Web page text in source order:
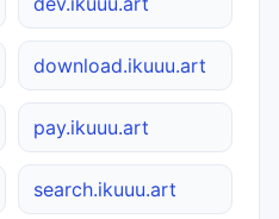
download.ikuuu.art
pay.ikuuu.art
search.ikuuu.art